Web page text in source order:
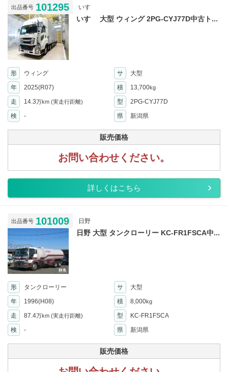
出品番号 101295 いすゞ
いすゞ 大型 ウィング 2PG-CYJ77D中古ト...
形 ウィング サ
大型
年
2025(R07) 積 13,700kg
走 14.3万km (実走行距離) 型
2PG-CYJ77D
検
- 県 新潟県
販売価格
お問い合わせください。
詳しくはこちら
出品番号 101009 日野
日野 大型 タンクローリー KC-FR1FSCA中...
形 タンクローリー サ
大型
年
1996(H08) 積 8,000kg
走 87.4万km (実走行距離) 型
KC-FR1FSCA
検
- 県 新潟県
販売価格